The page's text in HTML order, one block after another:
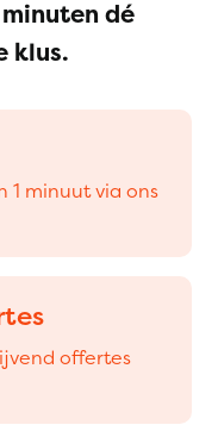
dé
klus.
1 minuut via ons
offertes